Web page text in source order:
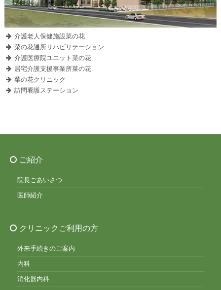
介護老人保健施設菜の花
菜の花通所リハビリテーション
介護医療院ユニット菜の花
居宅介護支援事業所菜の花
菜の花クリニック
訪問看護ステーション
ご紹介
院長ごあいさつ
医師紹介
クリニックご利用の方
外来手続きのご案内
内科
消化器内科